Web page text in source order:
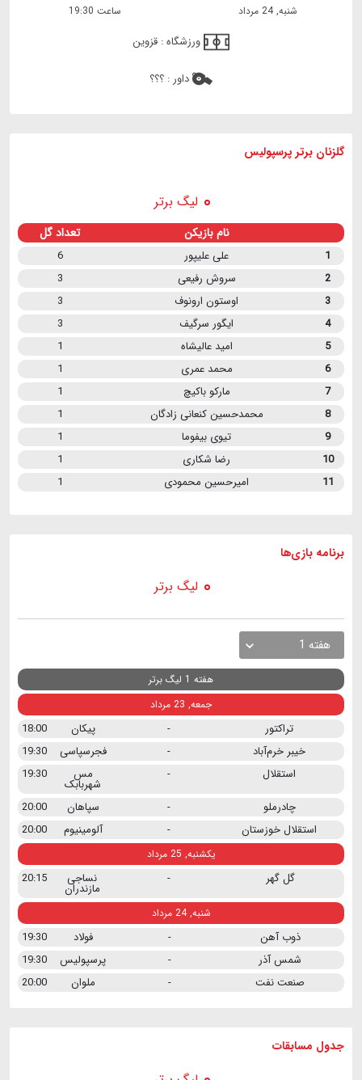
شنبه, 24 مرداد ساعت 19:30
ورزشگاه : قزوین
داور : ؟؟؟
گلزنان برتر پرسپولیس
لیگ برتر
نام بازیکن تعداد گل
1 علی علیپور
6
2
سروش رفیعی
3
3
اوستون ارونوف
3
4
ایگور سرگیف
3
5
امید عالیشاه
1
6
محمد عمری
1
7
مارکو باکیچ
1
8
محمدحسین کنعانی زادگان
1
9
تیوی بیفوما
1
10
رضا شکاری
1
11
امیرحسین محمودی 1
برنامه بازی ها
لیگ برتر
هفته 1
هفته 1 لیگ برتر
جمعه, 23 مرداد
تراکتور - پیکان
18:00
خیبر خرم‌آباد
- فجرسپاسی
19:30
استقلال
- مس
شهربابک
19:30
چادرملو
- سپاهان
20:00
استقلال خوزستان
- آلومینیوم 20:00
یکشنبه, 25 مرداد
گل گهر - نساجی
مازندران
20:15
شنبه, 24 مرداد
ذوب آهن - فولاد
19:30
شمس آذر
- پرسپولیس
19:30
صنعت نفت
- ملوان 20:00
جدول مسابقات